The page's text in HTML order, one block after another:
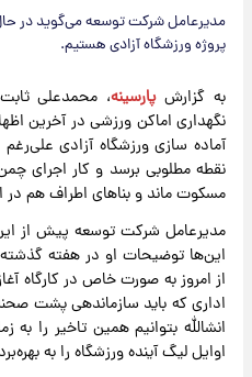
مدیرعامل شرکت توسعه می‌گوید در
پروژه ورزشگاه آزادی هستیم.
به گزارشپارسینه، محمدعلی
نگهداری اماکن ورزشی در آخرین
آماده سازی ورزشگاه آزادی علی‌رغم
نقطه مطلوبی برسد و کار اجرای
مسکوت ماند و بناهای اطراف هم در
مدیرعامل شرکت توسعه پیش از
این‌ها توضیحات او در هفته
از امروز به صورت خاص در کارگاه
اداری که باید سازماندهی پشت
انشالله بتوانیم همین تاخیر را به
اوایل لیگ آینده ورزشگاه را به